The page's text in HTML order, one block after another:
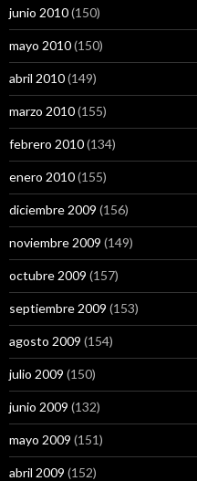
junio 2010(150)
mayo 2010(150)
abril 2010(149)
marzo 2010(155)
febrero 2010(134)
enero 2010(155)
diciembre 2009 (156)
noviembre 2009 (149)
octubre 2009 (157)
septiembre 2009 (153)
agosto 2009 (154)
julio 2009 (150)
junio 2009 (132)
mayo 2009 (151)
abril 2009 (152)